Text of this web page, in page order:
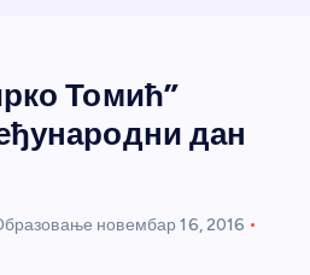
портал
Томић”
дан
новембар 16, 2016